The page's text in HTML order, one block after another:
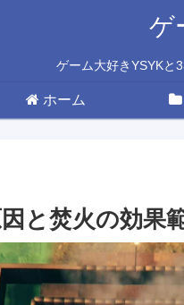
ゲ
ゲーム大好きYSYKと
ホーム
と焚火の効果